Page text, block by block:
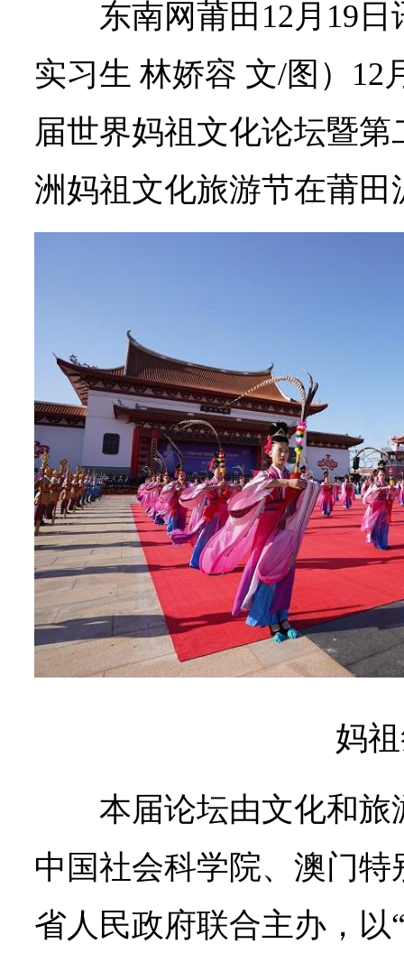
东南网莆田12月19
实习生 林娇容 文/图）12
届世界妈祖文化论坛暨第
洲妈祖文化旅游节在莆田
妈
本届论坛由文化和
中国社会科学院、澳门
省人民政府联合主办，以